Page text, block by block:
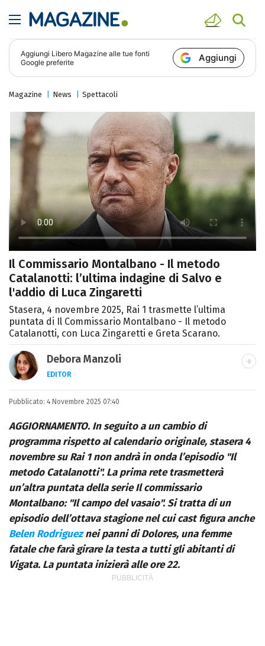
Aggiungi Libero Magazine alle tue fonti
Google preferite
Aggiungi
Magazine News Spettacoli
Il Commissario Montalbano - Il metodo
Catalanotti: l’ultima indagine di Salvo e
l'addio di Luca Zingaretti
Stasera, 4 novembre 2025, Rai 1 trasmette l’ultima
puntata di Il Commissario Montalbano - Il metodo
Catalanotti, con Luca Zingaretti e Greta Scarano.
Debora Manzoli
EDITOR
LINKEDIN
INSTAGRAM FACEBOOK SITO
Scrittrice, copywriter, editor e pubblicista
mantovana, laureata in Lettere, Cinema e
Tv. Ha due libri all’attivo e ama la scrittura
alla follia.
Pubblicato: 4 Novembre 2025 07:40
AGGIORNAMENTO. In seguito a un cambio di
programma rispetto al calendario originale, stasera 4
novembre su Rai 1 non andrà in onda l’episodio "Il
metodo Catalanotti". La prima rete trasmetterà
un’altra puntata della serie Il commissario
Montalbano: "Il campo del vasaio". Si tratta di un
episodio dell’ottava stagione nel cui cast figura anche
Belen Rodrigueznei panni di Dolores, una femme
fatale che farà girare la testa a tutti gli abitanti di
Vigata. La puntata inizierà alle ore 22.